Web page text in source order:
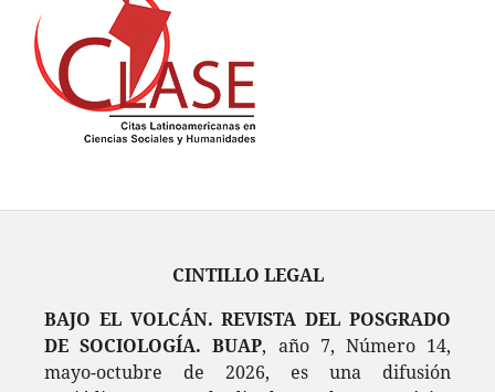
CINTILLO LEGAL
BAJO EL VOLCÁN. REVISTA DEL POSGRADO
DE SOCIOLOGÍA. BUAP, año 7, Número 14,
mayo-octubre de 2026, es una difusión